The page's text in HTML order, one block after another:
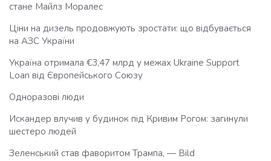
стане Майлз Моралес
Ціни на дизель продовжують зростати: що відбувається
на АЗС України
Україна отримала €3,47 млрд у межах Ukraine Support
Loan від Європейського Союзу
Одноразові люди
Искандер влучив у будинок під Кривим Рогом: загинули
шестеро людей
Зеленський став фаворитом Трампа, — Bild